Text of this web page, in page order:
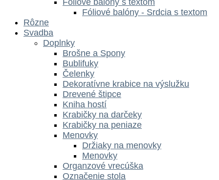
Fóliové balóny - Srdcia s textom
Rôzne
Svadba
Doplnky
Brošne a Spony
Bublifuky
Čelenky
Dekoratívne krabice na výslužku
Drevené štipce
Kniha hostí
Krabičky na darčeky
Krabičky na peniaze
Menovky
Držiaky na menovky
Menovky
Organzové vrecúška
Označenie stola